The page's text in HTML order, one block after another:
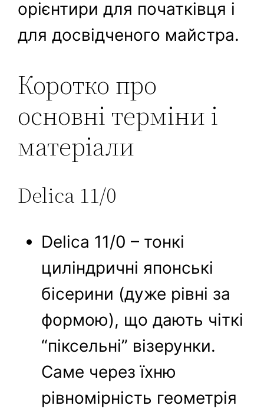
орієнтири для початківця і
для досвідченого майстра.
Коротко про
основні терміни і
матеріали
Delica 11/0
Delica 11/0 – тонкі
циліндричні японські
бісерини (дуже рівні за
формою), що дають чіткі
“піксельні” візерунки.
Саме через їхню
рівномірність геометрія